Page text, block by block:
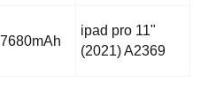
7680mAh
ipad pro 11"
(2021) A2369